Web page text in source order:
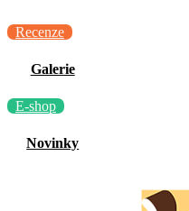
Recenze
Galerie
E-shop
Novinky